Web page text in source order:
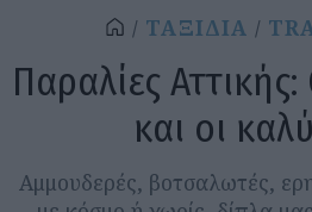
ΤΑΞΙΔΙΑ
Παραλίες
και οι
Αμμουδερές, βοτσαλωτές,